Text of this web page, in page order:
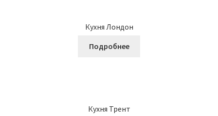
Кухня Лондон
Подробнее
Кухня Трент